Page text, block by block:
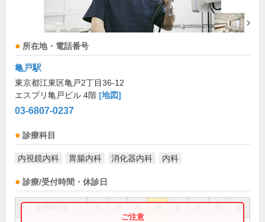
所在地・電話番号
亀戸駅
東京都江東区亀戸2丁目36-12
エスプリ亀戸ビル 4階 [地図]
03-6807-0237
診療科目
内視鏡内科 胃腸内科 消化器内科 内科
診療/受付時間・休診日
祝